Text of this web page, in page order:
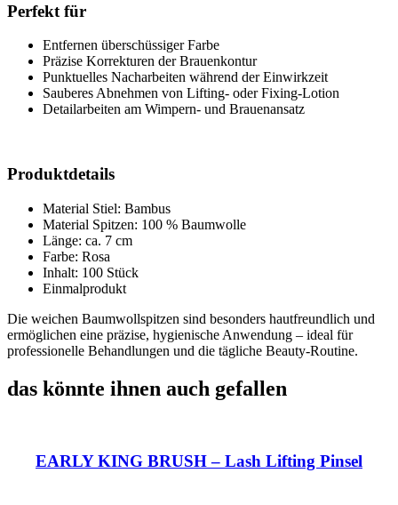
Perfekt für
Entfernen überschüssiger Farbe
Präzise Korrekturen der Brauenkontur
Punktuelles Nacharbeiten während der Einwirkzeit
Sauberes Abnehmen von Lifting- oder Fixing-Lotion
Detailarbeiten am Wimpern- und Brauenansatz
Produktdetails
Material Stiel: Bambus
Material Spitzen: 100 % Baumwolle
Länge: ca. 7 cm
Farbe: Rosa
Inhalt: 100 Stück
Einmalprodukt
Die weichen Baumwollspitzen sind besonders hautfreundlich und
ermöglichen eine präzise, hygienische Anwendung – ideal für
professionelle Behandlungen und die tägliche Beauty-Routine.
das könnte ihnen auch gefallen
EARLY KING BRUSH – Lash Lifting Pinsel